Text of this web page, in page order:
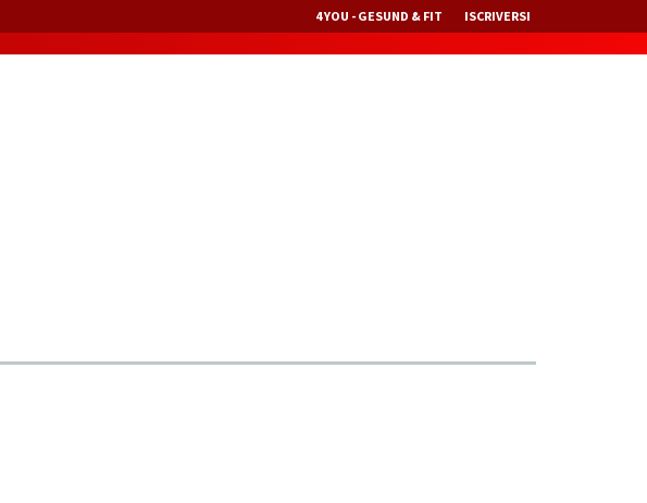
4 YOU - GESUND & FIT ISCRIVERSI